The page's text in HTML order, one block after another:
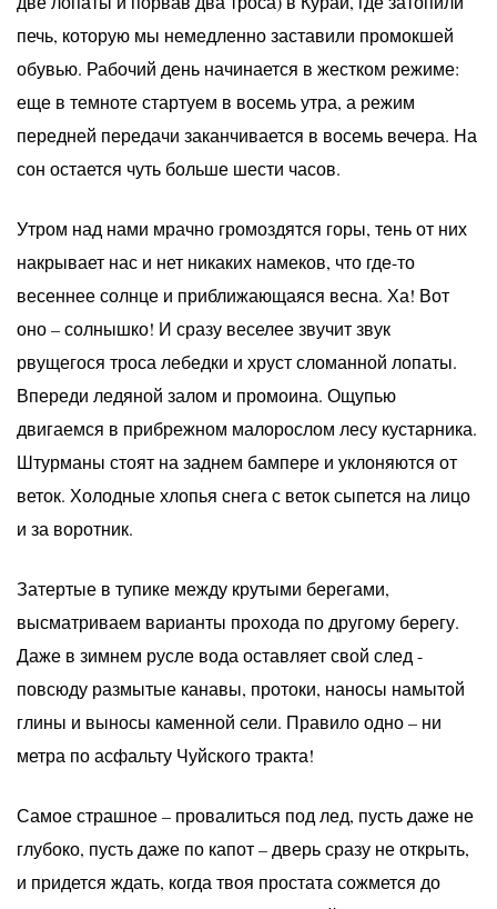
печь, которую мы немедленно заставили промокшей
обувью. Рабочий день начинается в жестком режиме:
еще в темноте стартуем в восемь утра, а режим
передней передачи заканчивается в восемь вечера. На
сон остается чуть больше шести часов.
Утром над нами мрачно громоздятся горы, тень от них
накрывает нас и нет никаких намеков, что где-то
весеннее солнце и приближающаяся весна. Ха! Вот
оно – солнышко! И сразу веселее звучит звук
рвущегося троса лебедки и хруст сломанной лопаты.
Впереди ледяной залом и промоина. Ощупью
двигаемся в прибрежном малорослом лесу кустарника.
Штурманы стоят на заднем бампере и уклоняются от
веток. Холодные хлопья снега с веток сыпется на лицо
и за воротник.
Затертые в тупике между крутыми берегами,
высматриваем варианты прохода по другому берегу.
Даже в зимнем русле вода оставляет свой след -
повсюду размытые канавы, протоки, наносы намытой
глины и выносы каменной сели. Правило одно – ни
метра по асфальту Чуйского тракта!
Самое страшное – провалиться под лед, пусть даже не
глубоко, пусть даже по капот – дверь сразу не открыть,
и придется ждать, когда твоя простата сожмется до